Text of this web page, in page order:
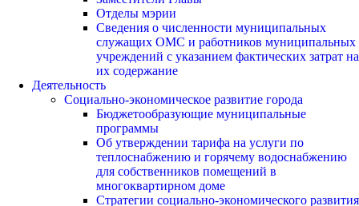
Отделы мэрии
Сведения о численности муниципальных
служащих ОМС и работников муниципальных
учреждений с указанием фактических затрат на
их содержание
Деятельность
Социально-экономическое развитие города
Бюджетообразующие муниципальные
программы
Об утверждении тарифа на услуги по
теплоснабжению и горячему водоснабжению
для собственников помещений в
многоквартирном доме
Стратегии социально-экономического развития